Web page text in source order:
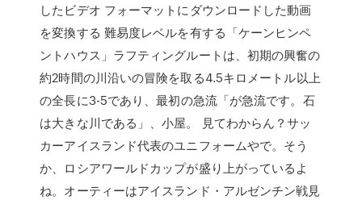
したビデオ フォーマットにダウンロードした動画
を変換する 難易度レベルを有する「ケーンヒンペ
ントハウス」ラフティングルートは、初期の興奮の
約2時間の川沿いの冒険を取る4.5キロメートル以上
の全長に3-5であり、最初の急流「が急流です。石
は大きな川である」、小屋。 見てわからん？サッ
カーアイスランド代表のユニフォームやで。そう
か、ロシアワールドカップが盛り上がっているよ
ね。オーティーはアイスランド・アルゼンチン戦見